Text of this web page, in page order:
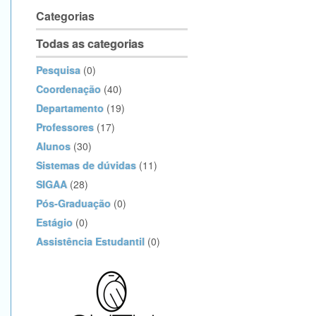
Categorias
Todas as categorias
Pesquisa (0)
Coordenação (40)
Departamento (19)
Professores (17)
Alunos (30)
Sistemas de dúvidas (11)
SIGAA (28)
Pós-Graduação (0)
Estágio (0)
Assistência Estudantil (0)